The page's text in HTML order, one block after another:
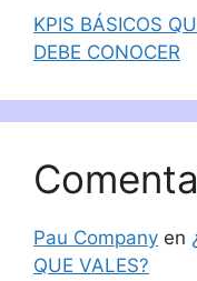
KPIS BÁSICOS
DEBE CONOCER
Pau Company en
QUE VALES?